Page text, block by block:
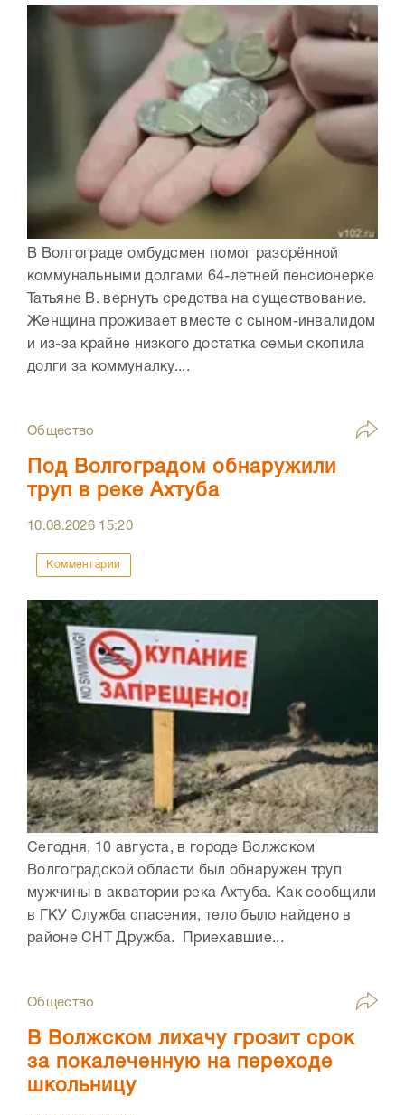
В Волгограде омбудсмен помог разорённой
коммунальными долгами 64-летней пенсионерке
Татьяне В. вернуть средства на существование.
Женщина проживает вместе с сыном-инвалидом
и из-за крайне низкого достатка семьи скопила
долги за коммуналку....
Общество
Под Волгоградом обнаружили
труп в реке Ахтуба
10.08.2026 15:20
Комментарии
Сегодня, 10 августа, в городе Волжском
Волгоградской области был обнаружен труп
мужчины в акватории река Ахтуба. Как сообщили
в ГКУ Служба спасения, тело было найдено в
районе СНТ Дружба. Приехавшие...
Общество
В Волжском лихачу грозит срок
за покалеченную на переходе
школьницу